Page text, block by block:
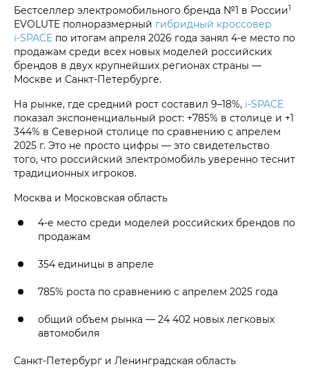
Бестселлер электромобильного бренда №1 в России1
EVOLUTE полноразмерный гибридный кроссовер
i‑SPACE по итогам апреля 2026 года занял 4-е место по
продажам среди всех новых моделей российских
брендов в двух крупнейших регионах страны —
Москве и Санкт-Петербурге.
На рынке, где средний рост составил 9–18%, i‑SPACE
показал экспоненциальный рост: +785% в столице и +1
344% в Северной столице по сравнению с апрелем
2025 г. Это не просто цифры — это свидетельство
того, что российский электромобиль уверенно теснит
традиционных игроков.
Москва и Московская область
4-е место среди моделей российских брендов по
продажам
354 единицы в апреле
785% роста по сравнению с апрелем 2025 года
общий объем рынка — 24 402 новых легковых
автомобиля
Санкт-Петербург и Ленинградская область